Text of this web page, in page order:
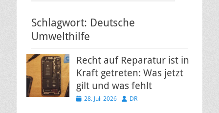
Schlagwort: Deutsche
Umwelthilfe
Recht auf Reparatur ist in
Kraft getreten: Was jetzt
gilt und was fehlt
Veröffentlicht
28. Juli 2026 Autor
DR